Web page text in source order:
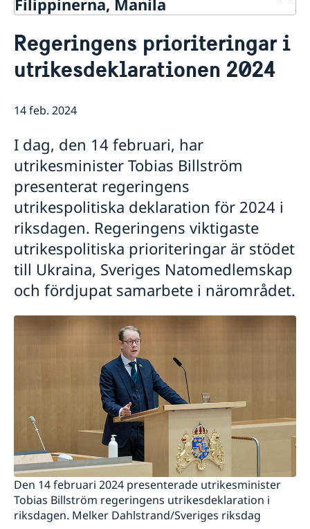
Om oss
Ambassadens personal
Så stöttar vi svenska företag
Team Sweden
Svenska företag i Filippinerna
Anmäl handelshinder
Nyheter
Regeringens prioriteringar i
utrikesdeklarationen 2024
14 feb. 2024
I dag, den 14 februari, har
utrikesminister Tobias Billström
presenterat regeringens
utrikespolitiska deklaration för 2024 i
riksdagen. Regeringens viktigaste
utrikespolitiska prioriteringar är stödet
till Ukraina, Sveriges Natomedlemskap
och fördjupat samarbete i närområdet.
Den 14 februari 2024 presenterade utrikesminister
Tobias Billström regeringens utrikesdeklaration i
riksdagen. Melker Dahlstrand/Sveriges riksdag